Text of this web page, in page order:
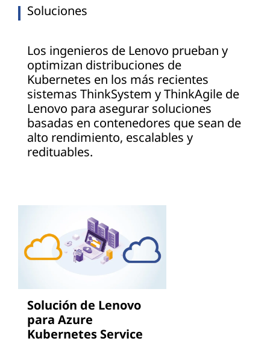
Soluciones
Los ingenieros de Lenovo prueban y
optimizan distribuciones de
Kubernetes en los más recientes
sistemas ThinkSystem y ThinkAgile de
Lenovo para asegurar soluciones
basadas en contenedores que sean de
alto rendimiento, escalables y
redituables.
Solución de Lenovo
para Azure
Kubernetes Service